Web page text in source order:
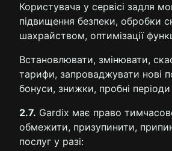
Користувача у сервісі задля
підвищення безпеки, обробки
шахрайством, оптимізації
Встановлювати, змінювати,
тарифи, запроваджувати нові
бонуси, знижки, пробні
2.7. Gardix має право
обмежити, призупинити,
послуг у разі: